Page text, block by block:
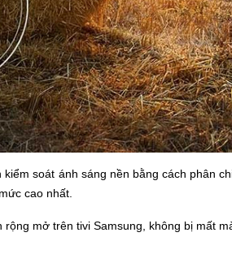
soát ánh sáng nền bằng cách phân
cao nhất.
mở trên tivi Samsung, không bị mất